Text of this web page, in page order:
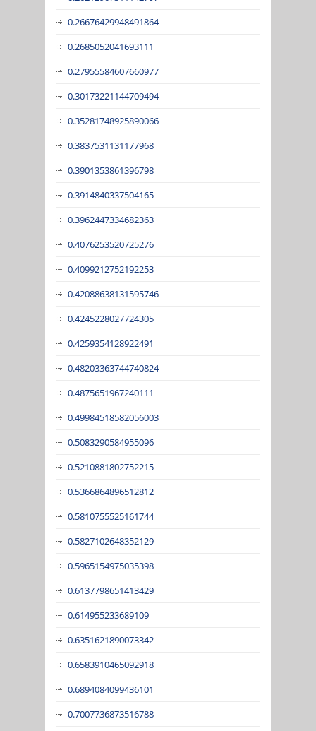
0.26676429948491864
0.2685052041693111
0.27955584607660977
0.30173221144709494
0.35281748925890066
0.3837531131177968
0.3901353861396798
0.3914840337504165
0.3962447334682363
0.4076253520725276
0.4099212752192253
0.42088638131595746
0.4245228027724305
0.4259354128922491
0.48203363744740824
0.4875651967240111
0.49984518582056003
0.5083290584955096
0.5210881802752215
0.5366864896512812
0.5810755525161744
0.5827102648352129
0.5965154975035398
0.6137798651413429
0.614955233689109
0.6351621890073342
0.6583910465092918
0.6894084099436101
0.7007736873516788